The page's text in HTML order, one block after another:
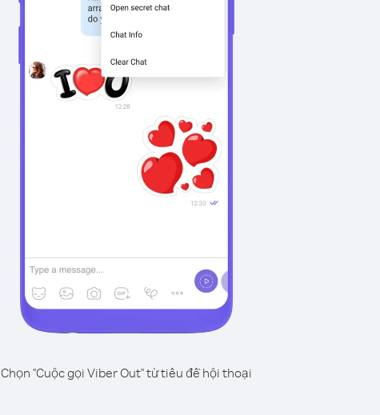
Chọn "Cuộc gọi Viber Out" từ tiêu đề hội thoại